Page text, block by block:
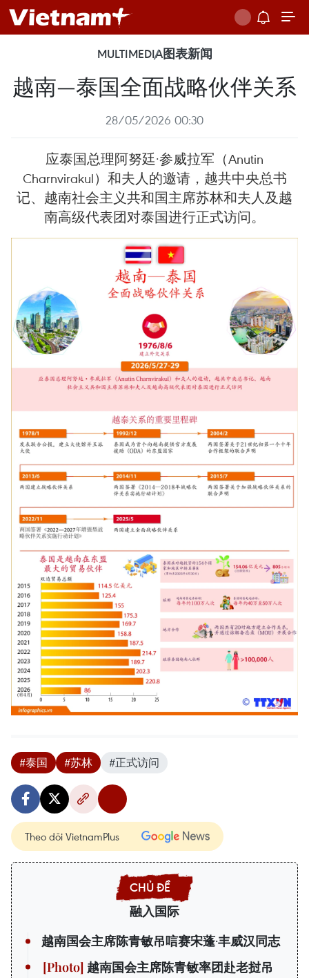
MULTIMEDIA图表新闻
越南—泰国全面战略伙伴关系
28/05/2026 00:30
应泰国总理阿努廷·参威拉军（Anutin
Charnvirakul）和夫人的邀请，越共中央总书
记、越南社会主义共和国主席苏林和夫人及越
南高级代表团对泰国进行正式访问。
#泰国 #苏林 #正式访问
Theo dõi VietnamPlus
融入国际
越南国会主席陈青敏吊唁赛宋蓬·丰威汉同志
越南国会主席陈青敏率团赴老挝吊